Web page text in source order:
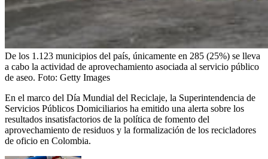
De los 1.123 municipios del país, únicamente en 285 (25%) se lleva
a cabo la actividad de aprovechamiento asociada al servicio público
de aseo. Foto: Getty Images
En el marco del Día Mundial del Reciclaje, la Superintendencia de
Servicios Públicos Domiciliarios ha emitido una alerta sobre los
resultados insatisfactorios de la política de fomento del
aprovechamiento de residuos y la formalización de los recicladores
de oficio en Colombia.